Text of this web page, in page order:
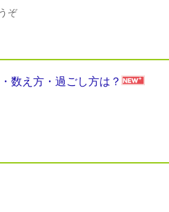
ぞ
数え方・過ごし方は？